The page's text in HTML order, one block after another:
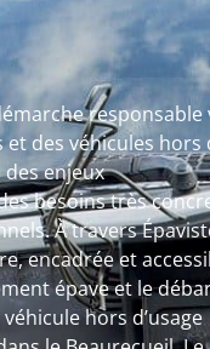
responsable
des véhicules hors
enjeux
besoins très
À travers
encadrée et
épave et le
hors d’usage